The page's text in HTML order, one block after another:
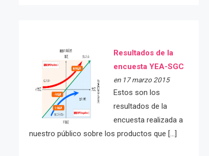
Resultados de la
encuesta YEA-SGC
en 17 marzo 2015
Estos son los
resultados de la
encuesta realizada a
nuestro público sobre los productos que […]